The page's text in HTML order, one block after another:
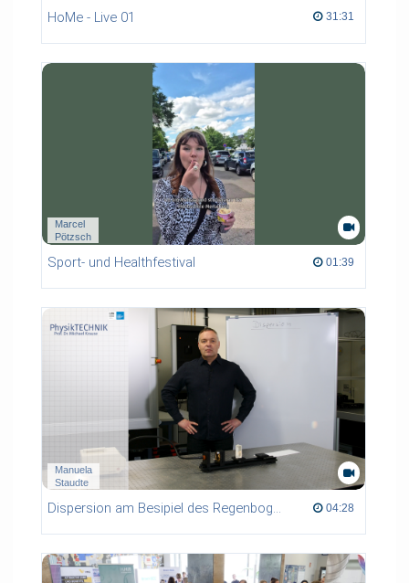
HoMe - Live 01 31:31
31:31 duration
Marcel
Pötzsch
Sport- und Healthfestival 01:39
01:39 duration
Manuela
Staudte
Dispersion am Besipiel des Regenbogens 04:28
04:28 duration